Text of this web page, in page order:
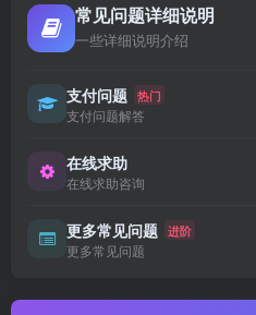
常见问题详细说明
一些详细说明介绍
支付问题 热门
支付问题解答
在线求助
在线求助咨询
更多常见问题 进阶
更多常见问题